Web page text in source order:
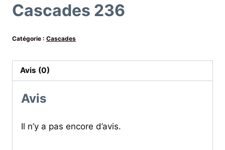
Cascades 236
Catégorie : Cascades
Avis (0)
Avis
Il n’y a pas encore d’avis.